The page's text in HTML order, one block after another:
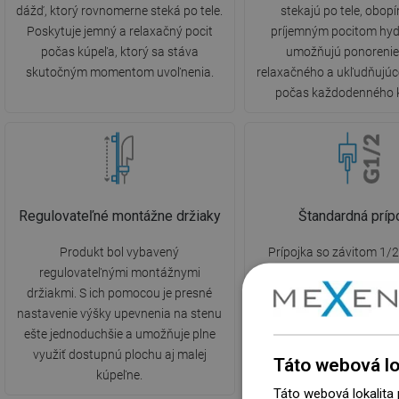
dážď, ktorý rovnomerne steká po tele.
Poskytuje jemný a relaxačný pocit
počas kúpeľa, ktorý sa stáva
skutočným momentom uvoľnenia.
stekajú po tele,
príjemným pocitom
umožňujú
relaxačného a
počas každodenného
Regulovateľné montážne držiaky
Produkt bol vybavený
regulovateľnými montážnymi
držiakmi. S ich pomocou je presné
nastavenie výšky upevnenia na stenu
ešte jednoduchšie a umožňuje plne
využiť dostupnú plochu aj malej
kúpeľne.
Štandardná
Prípojka so závitom 1/
vnútorných
tomu je pripojenie a
prvkov sprchy oveľa
Táto webová
Táto webová lokalita